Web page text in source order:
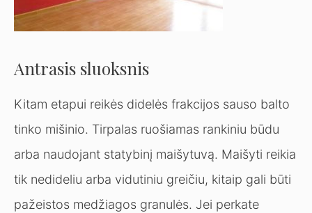
Antrasis sluoksnis
Kitam etapui reikės didelės frakcijos sauso balto
tinko mišinio. Tirpalas ruošiamas rankiniu būdu
arba naudojant statybinį maišytuvą. Maišyti reikia
tik nedideliu arba vidutiniu greičiu, kitaip gali būti
pažeistos medžiagos granulės. Jei perkate